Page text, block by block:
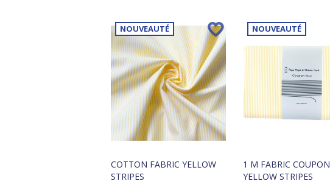
NOUVEAUTÉ
COTTON FABRIC YELLOW
STRIPES
NOUVEAUTÉ
1 M FABRIC COUPON
YELLOW STRIPES